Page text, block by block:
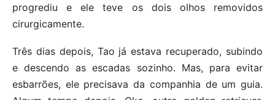
progrediu e ele teve os dois olhos removidos
cirurgicamente.
Três dias depois, Tao já estava recuperado, subindo
e descendo as escadas sozinho. Mas, para evitar
esbarrões, ele precisava da companhia de um guia.